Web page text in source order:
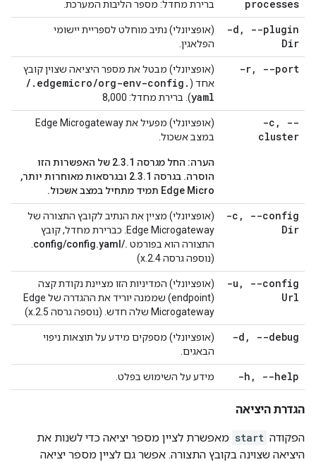
processes
ברירת מחדל: מספר הליבות המערכת.
-d ,
--plugin
Dir
(אופציונלי) נתיב מוחלט לספריית יישומי
הפלאגין.
-r, --port
(אופציונלי) מבטל את מספר היציאה שצוין קובץ
אחד (
/ . edgemicro/org-env-config .
yaml). ברירת מחדל: 8,000
-c ,
--
cluster
(אופציונלי) מפעיל את Edge Microgateway
במצב אשכול.
הערה:
החל מגרסה 2.3.1 של האפשרות הזו
הוסרה. בגרסה 2.3.1 ובגרסאות מאוחרות יותר,
Edge Micro תמיד מתחיל במצב אשכול.
-c ,
--config
Dir
(אופציונלי) מציין את הנתיב לקובץ התצורה של
Edge Microgateway. כברירת מחדל, קובץ
התצורה הוא בפורמט ./config/config.yaml
(נוספה גרסה 2.4.x)
-u ,
--config
Url
(אופציונלי) המדיניות הזו מציינת נקודת קצה
(endpoint) שממנה יוריד את ההגדרה של Edge
Microgateway שלה חדש. (נוספה גרסה 2.5.x)
-d , --debug
(אופציונלי) מספקים מידע על תוצאות ניפוי
הבאגים.
-h , --help מידע על השימוש בפלט.
הגדרת היציאה
הפקודה start מאפשרת לציין מספר יציאה כדי לשנות את
היציאה שצוינה בקובץ התצורה. אפשר גם לציין מספר יציאה